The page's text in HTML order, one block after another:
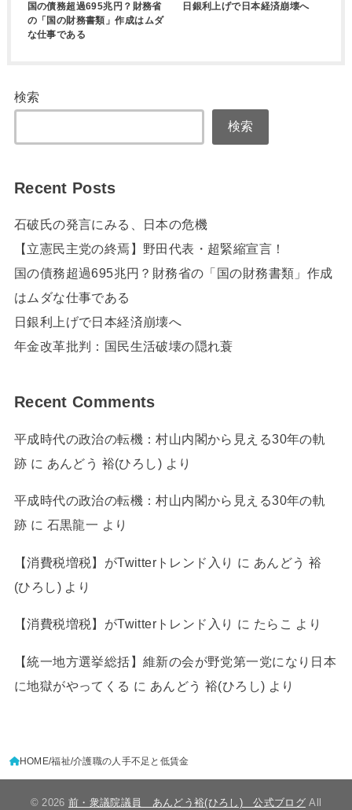
国の債務超過695兆円？財務省
の「国の財務書類」作成はムダ
な仕事である
日銀利上げで日本経済崩壊へ
検索
検索
Recent Posts
石破氏の発言にみる、日本の危機
【立憲民主党の終焉】野田代表・超緊縮宣言！
国の債務超過695兆円？財務省の「国の財務書類」作成
はムダな仕事である
日銀利上げで日本経済崩壊へ
年金改革批判：国民生活破壊の隠れ蓑
Recent Comments
平成時代の政治の転機：村山内閣から見える30年の軌
跡 に あんどう 裕(ひろし) より
平成時代の政治の転機：村山内閣から見える30年の軌
跡 に 石黒龍一 より
【消費税増税】がTwitterトレンド入り に あんどう 裕
(ひろし)より
【消費税増税】がTwitterトレンド入り に たらこ より
【統一地方選挙総括】維新の会が野党第一党になり日本
に地獄がやってくる に あんどう 裕(ひろし) より
HOME 福祉 介護職の人手不足と低賃金
© 2026前・衆議院議員 あんどう裕(ひろし) 公式ブログAll